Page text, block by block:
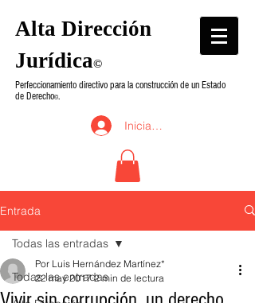
Alta Dirección
Jurídica©
Perfeccionamiento directivo para la construcción de un Estado
de Derecho©.
Iniciar sesión
Entrada
Todas las entradas
Todas las entradas
Por Luis Hernández Martínez*
22 may 2017 2 min de lectura